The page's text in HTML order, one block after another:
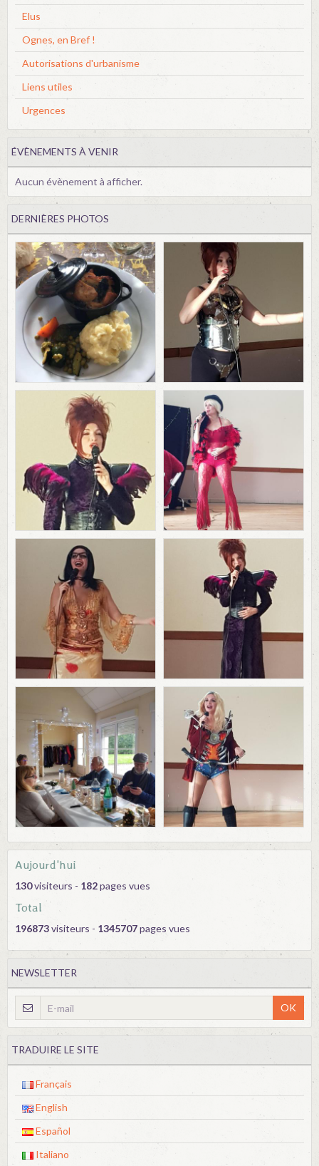
Elus
Ognes, en Bref !
Autorisations d'urbanisme
Liens utiles
Urgences
ÉVÈNEMENTS À VENIR
Aucun évènement à afficher.
DERNIÈRES PHOTOS
Aujourd'hui
130visiteurs - 182pages vues
Total
196873visiteurs - 1345707pages vues
NEWSLETTER
OK
TRADUIRE LE SITE
Français
English
Español
Italiano